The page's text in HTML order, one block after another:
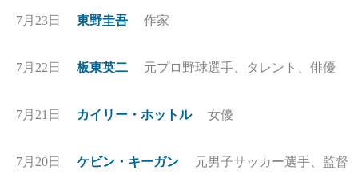
7月23日 東野圭吾 作家
7月22日 板東英二 元プロ野球選手、タレント、俳優
7月21日 カイリー・ホットル 女優
7月20日 ケビン・キーガン 元男子サッカー選手、監督